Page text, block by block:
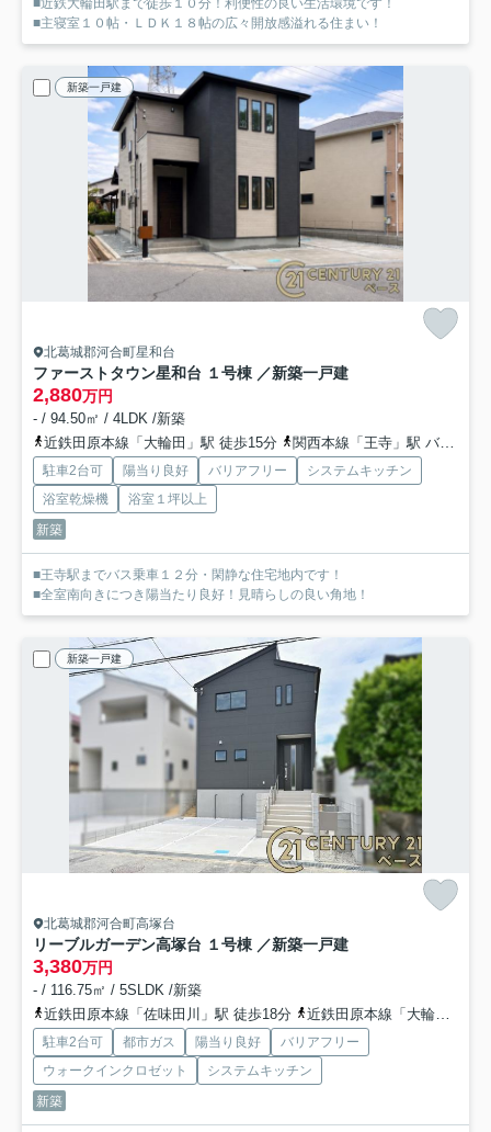
■近鉄大輪田駅まで徒歩１０分！利便性の良い生活環境です！
■主寝室１０帖・ＬＤＫ１８帖の広々開放感溢れる住まい！
新築一戸建
北葛城郡河合町星和台
ファーストタウン星和台 １号棟 ／新築一戸建
2,880万円
- / 94.50㎡ / 4LDK /新築
近鉄田原本線「大輪田」駅 徒歩15分
関西本線「王寺」駅 バス12分 「星和台２丁目」 停歩5分
駐車2台可 陽当り良好 バリアフリー
システムキッチン
浴室乾燥機
浴室１坪以上
新築
■王寺駅までバス乗車１２分・閑静な住宅地内です！
■全室南向きにつき陽当たり良好！見晴らしの良い角地！
新築一戸建
北葛城郡河合町高塚台
リーブルガーデン高塚台 １号棟 ／新築一戸建
3,380万円
- / 116.75㎡ / 5SLDK /新築
近鉄田原本線「佐味田川」駅 徒歩18分
近鉄田原本線「大輪田」駅 徒歩21分
駐車2台可 都市ガス 陽当り良好
バリアフリー
ウォークインクロゼット
システムキッチン
新築